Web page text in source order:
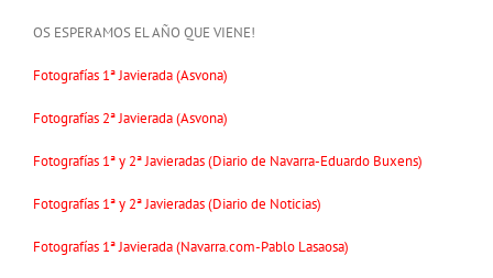
OS ESPERAMOS EL AÑO QUE VIENE!
Fotografías 1ª Javierada (Asvona)
Fotografías 2ª Javierada (Asvona)
Fotografías 1ª y 2ª Javieradas (Diario de Navarra-Eduardo Buxens)
Fotografías 1ª y 2ª Javieradas (Diario de Noticias)
Fotografías 1ª Javierada (Navarra.com-Pablo Lasaosa)